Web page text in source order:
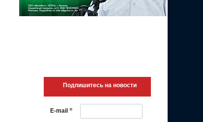
Подпишитесь на новости
E-mail *